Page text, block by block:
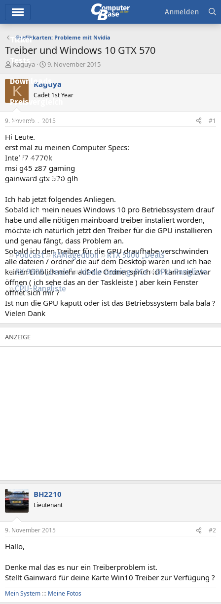
Ticker
Tests
Downloads
Preisvergleich
Forum
Aktuelles
Empfohlene Inhalte
Neue Beiträge
Leserartikel
Regeln
Podcast RAMageddon
RTX 5000 „Deals“
RX 9000 „Deals“
Ideale Gaming-PCs
GPU-Rangliste
CPU-Rangliste
Anmelden
Grafikkarten: Probleme mit Nvidia
Treiber und Windows 10 GTX 570
E
s
e
l
e
Kaguya
E
s
t
e
l
t
9. November 2015
K Kaguya
Cadet 1st Year
9. November 2015 #1
Hi Leute.
erst mal zu meinen Computer Specs:
Intel i7 4770k
msi g45 z87 gaming
gainward gtx 570 glh
Ich hab jetzt folgendes Anliegen.
Sobald ich mein neues Windows 10 pro Betriebssystem drauf
habe und alle nötigen mainboard treiber instaliert worden,
möchte ich natürlich jetzt den Treiber für die GPU installieren
und genau fängt, dass Problem an.
Sobald ich den Treiber für die GPU draufhabe verschwinden
alle dateien / ordner die auf dem Desktop waren und ich hae
keinen Einblick mehr auf die Ordner sprich ich kann sie zwar
öffnen ( ich sehe das an der Taskleiste ) aber kein Fenster
öffnet sich mir ?
Ist nun die GPU kaputt oder ist das Betriebssystem bala bala ?
Vielen Dank
BH2210
Lieutenant
9. November 2015 #2
Hallo,
Denke mal das es nur ein Treiberproblem ist.
Stellt Gainward für deine Karte Win10 Treiber zur Verfügung ?
Mein System ::: Meine Fotos